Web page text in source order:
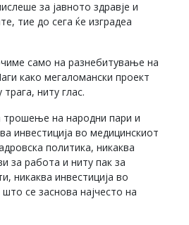
за јавното здравје и
тие до сега ќе изградеа
само на разнебитување на
како мегаломански проект
ниту глас.
трошење на народни пари и
инвестиција во медицинскиот
политика, никаква
за работа и ниту пак за
никаква инвестиција во
се заснова најчесто на